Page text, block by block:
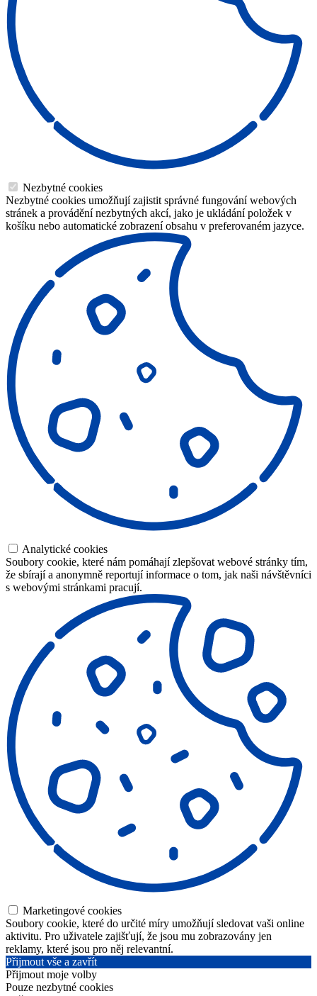
Nezbytné cookies
Nezbytné cookies umožňují zajistit správné fungování webových
stránek a provádění nezbytných akcí, jako je ukládání položek v
košíku nebo automatické zobrazení obsahu v preferovaném jazyce.
Analytické cookies
Soubory cookie, které nám pomáhají zlepšovat webové stránky tím,
že sbírají a anonymně reportují informace o tom, jak naši návštěvníci
s webovými stránkami pracují.
Marketingové cookies
Soubory cookie, které do určité míry umožňují sledovat vaši online
aktivitu. Pro uživatele zajišťují, že jsou mu zobrazovány jen
reklamy, které jsou pro něj relevantní.
Přijmout vše a zavřít
Přijmout moje volby
Pouze nezbytné cookies